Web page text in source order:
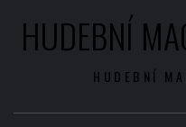
HUDEBNÍ
HUDEBNÍ